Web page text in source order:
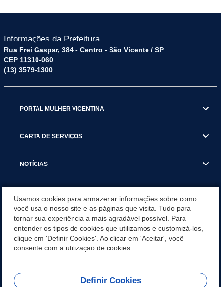
Informações da Prefeitura
Rua Frei Gaspar, 384 - Centro - São Vicente / SP
CEP 11310-060
(13) 3579-1300
PORTAL MULHER VICENTINA
CARTA DE SERVIÇOS
NOTÍCIAS
VISITE SÃO VICENTE
INSTITUCIONAL
Usamos cookies para armazenar informações sobre como
você usa o nosso site e as páginas que visita. Tudo para
tornar sua experiência a mais agradável possível. Para
entender os tipos de cookies que utilizamos e customizá-los,
clique em 'Definir Cookies'. Ao clicar em 'Aceitar', você
consente com a utilização de cookies.
Definir Cookies